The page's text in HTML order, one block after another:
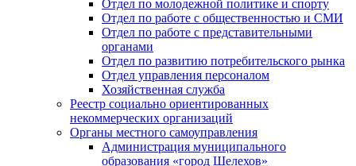
Отдел по молодежной политике и спорту
Отдел по работе с общественностью и СМИ
Отдел по работе с представительными
органами
Отдел по развитию потребительского рынка
Отдел управления персоналом
Хозяйственная служба
Реестр социально ориентированных
некоммерческих организаций
Органы местного самоуправления
Администрация муниципального
образования «город Шелехов»